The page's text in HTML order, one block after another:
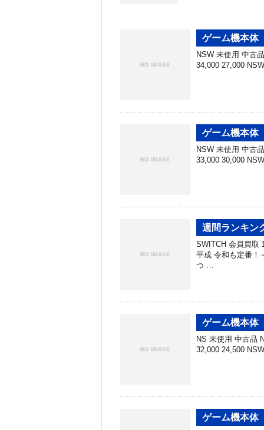
ゲーム機本
NSW 未使用 中古
34,000 27,000
ゲーム機本
NSW 未使用 中古
33,000 30,000
週間ランキン
SWITCH 会員買取
平成 令和も定番！
つ …
ゲーム機本
NS 未使用 中古品
32,000 24,500
ゲーム機本